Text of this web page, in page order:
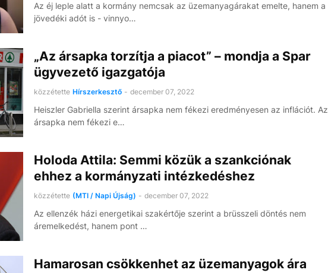
Az éj leple alatt a kormány nemcsak az üzemanyagárakat emelte, hanem a
jövedéki adót is - vinnyo…
„Az ársapka torzítja a piacot” – mondja a Spar
ügyvezető igazgatója
közzétette Hírszerkesztő - december 07, 2022
Heiszler Gabriella szerint ársapka nem fékezi eredményesen az inflációt. Az
ársapka nem fékezi e…
Holoda Attila: Semmi közük a szankciónak
ehhez a kormányzati intézkedéshez
közzétette (MTI / Napi Újság) - december 07, 2022
Az ellenzék házi energetikai szakértője szerint a brüsszeli döntés nem
áremelkedést, hanem pont …
Hamarosan csökkenhet az üzemanyagok ára